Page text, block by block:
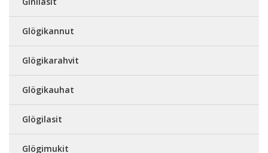
Glögikannut
Glögikarahvit
Glögikauhat
Glögilasit
Glögimukit